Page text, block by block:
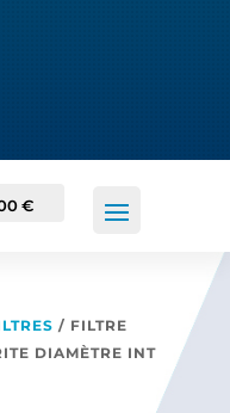
€
/ FILTRE
DIAMÈTRE INT